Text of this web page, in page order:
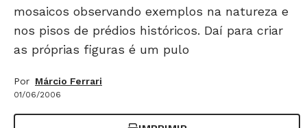
mosaicos observando exemplos na natureza e
nos pisos de prédios históricos. Daí para criar
as próprias figuras é um pulo
Por Márcio Ferrari
01/06/2006